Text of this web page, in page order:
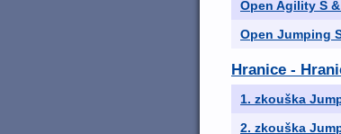
Open Agility S &
Open Jumping
Hranice -
1. zkouška
2. zkouška